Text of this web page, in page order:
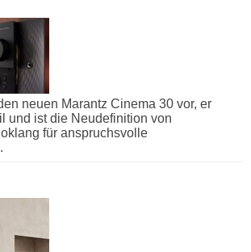
neuen Marantz Cinema 30 vor, er
und ist die Neudefinition von
für anspruchsvolle